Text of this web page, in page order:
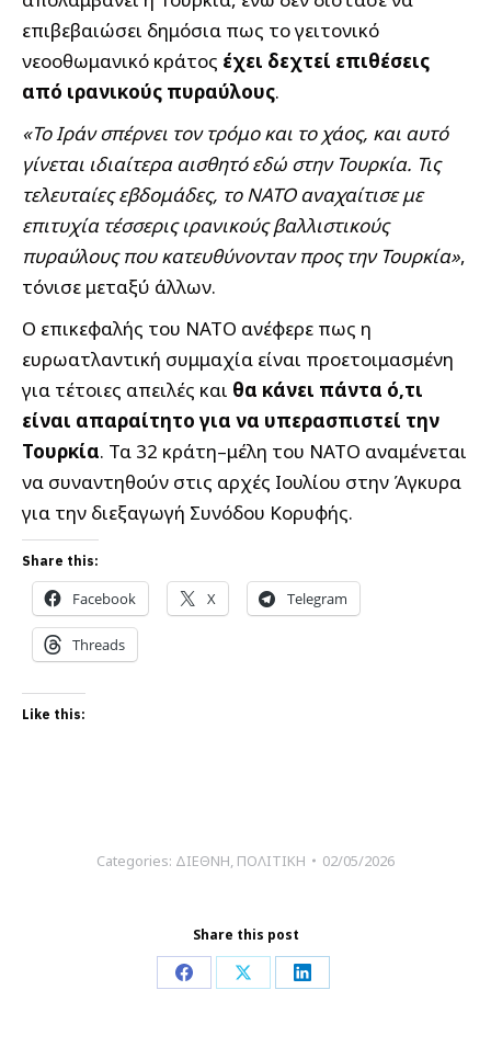
επιβεβαιώσει δημόσια πως το γειτονικό
νεοοθωμανικό κράτος έχει δεχτεί επιθέσεις
από ιρανικούς πυραύλους.
«Το Ιράν σπέρνει τον τρόμο και το χάος, και αυτό
γίνεται ιδιαίτερα αισθητό εδώ στην Τουρκία. Τις
τελευταίες εβδομάδες, το ΝΑΤΟ αναχαίτισε με
επιτυχία τέσσερις ιρανικούς βαλλιστικούς
πυραύλους που κατευθύνονταν προς την Τουρκία»,
τόνισε μεταξύ άλλων.
Ο επικεφαλής του ΝΑΤΟ ανέφερε πως η
ευρωατλαντική συμμαχία είναι προετοιμασμένη
για τέτοιες απειλές και θα κάνει πάντα ό,τι
είναι απαραίτητο για να υπερασπιστεί την
Τουρκία. Τα 32 κράτη–μέλη του ΝΑΤΟ αναμένεται
να συναντηθούν στις αρχές Ιουλίου στην Άγκυρα
για την διεξαγωγή Συνόδου Κορυφής.
Share this:
Facebook X Telegram
Threads
Like this:
Categories: ΔΙΕΘΝΗ, ΠΟΛΙΤΙΚΗ 02/05/2026
Share this post
Share Share Share